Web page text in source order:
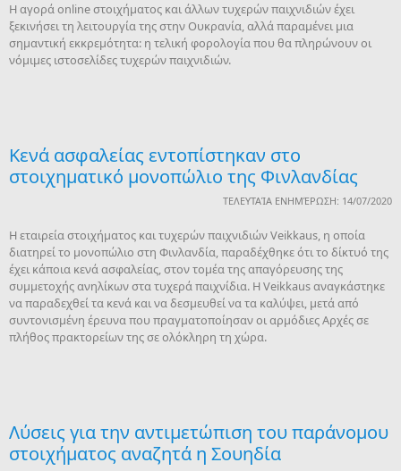
Η αγορά online στοιχήματος και άλλων τυχερών παιχνιδιών έχει
ξεκινήσει τη λειτουργία της στην Ουκρανία, αλλά παραμένει μια
σημαντική εκκρεμότητα: η τελική φορολογία που θα πληρώνουν οι
νόμιμες ιστοσελίδες τυχερών παιχνιδιών.
Κενά ασφαλείας εντοπίστηκαν στο
στοιχηματικό μονοπώλιο της Φινλανδίας
ΤΕΛΕΥΤΑΊΑ ΕΝΗΜΈΡΩΣΗ: 14/07/2020
Η εταιρεία στοιχήματος και τυχερών παιχνιδιών Veikkaus, η οποία
διατηρεί το μονοπώλιο στη Φινλανδία, παραδέχθηκε ότι το δίκτυό της
έχει κάποια κενά ασφαλείας, στον τομέα της απαγόρευσης της
συμμετοχής ανηλίκων στα τυχερά παιχνίδια. Η Veikkaus αναγκάστηκε
να παραδεχθεί τα κενά και να δεσμευθεί να τα καλύψει, μετά από
συντονισμένη έρευνα που πραγματοποίησαν οι αρμόδιες Αρχές σε
πλήθος πρακτορείων της σε ολόκληρη τη χώρα.
Λύσεις για την αντιμετώπιση του παράνομου
στοιχήματος αναζητά η Σουηδία